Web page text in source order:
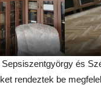
és
rendeztek be